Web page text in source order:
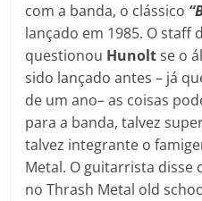
com a banda, o clássico
lançado em 1985. O staff
questionou Hunoltse o
sido lançado antes – já
de um ano– as coisas
para a banda, talvez
talvez integrante o
Metal. O guitarrista disse
no Thrash Metal old